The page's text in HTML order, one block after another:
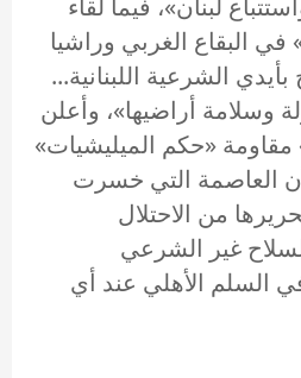
لبنان»، فيما لقاء
في البقاع الغربي وراشيا
الشرعية اللبنانية...
وسلامة أراضيها»، وأعلن
مقاومة «حكم الميليشيات»
العاصمة التي خسرت
من الاحتلال
غير الشرعي
السلم الأهلي عند أي